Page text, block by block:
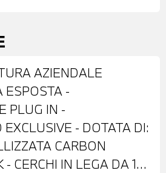
AZIENDALE
ESPOSTA -
PLUG IN -
- DOTATA DI:
CARBON
- CERCHI IN LEGA DA 19"